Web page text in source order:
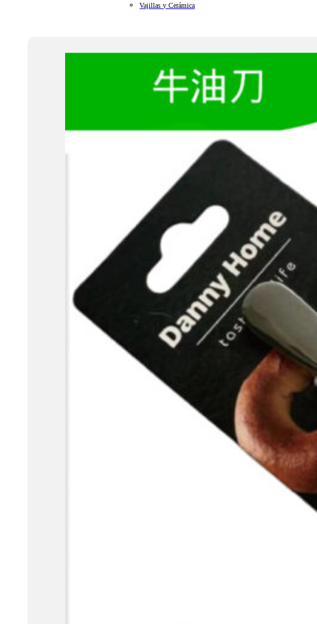
Vajillas y Cerámica